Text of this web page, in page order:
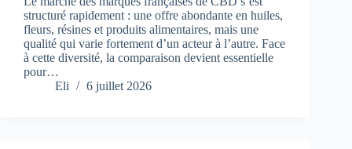
structuré rapidement : une offre abondante en huiles,
fleurs, résines et produits alimentaires, mais une
qualité qui varie fortement d’un acteur à l’autre. Face
à cette diversité, la comparaison devient essentielle
pour…
Eli
6 juillet 2026